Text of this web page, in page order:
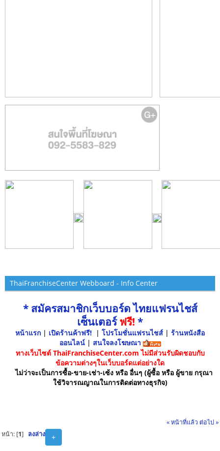
ThaiFranchiseCenter Webboard - Info Center
* สมัครสมาชิกเว็บบอร์ด ไทยแฟรนไชส์
เซ็นเตอร์ฟรี! *
หน้าแรก | เปิดร้านค้าฟรี! | โปรโมชั่นแฟรนไชส์ | ร้านหนังสือ
ออนไลน์ | สนใจลงโฆษณา
ทางเว็บไซต์ ThaiFranchiseCenter.com ไม่มีส่วนรับผิดชอบกับ
ข้อความต่างๆในเว็บบอร์ดแต่อย่างใด
ไม่ว่าจะเป็นการซื้อ-ขาย-เช่า-เซ้ง หรือ อื่นๆ (ผู้ซื้อ หรือ ผู้ขาย กรุณา
ใช้วิจารณญาณในการติดต่อทางธุรกิจ)
« หน้าที่แล้ว ต่อไป »
+
หน้า: [1] ลงล่าง